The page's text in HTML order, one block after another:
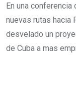
En una conferencia
nuevas rutas hacia
desvelado un
de Cuba a mas